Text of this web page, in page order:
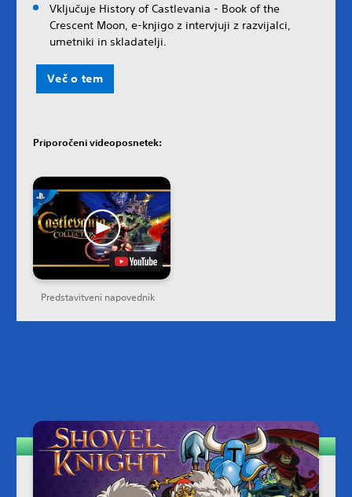
Vključuje History of Castlevania - Book of the
Crescent Moon, e-knjigo z intervjuji z razvijalci,
umetniki in skladatelji.
Več o tem
Priporočeni videoposnetek:
Predstavitveni napovednik